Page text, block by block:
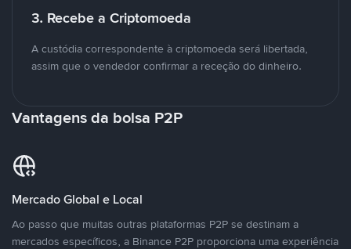
3. Recebe a Criptomoeda
A custódia correspondente à criptomoeda será libertada,
assim que o vendedor confirmar a receção do dinheiro.
Vantagens da bolsa P2P
Mercado Global e Local
Ao passo que muitas outras plataformas P2P se destinam a
mercados específicos, a Binance P2P proporciona uma experiência